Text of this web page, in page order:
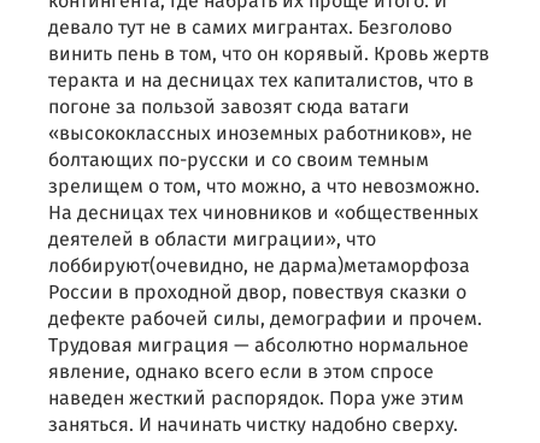
девало тут не в самих мигрантах. Безголово
винить пень в том, что он корявый. Кровь жертв
теракта и на десницах тех капиталистов, что в
погоне за пользой завозят сюда ватаги
«высококлассных иноземных работников», не
болтающих по-русски и со своим темным
зрелищем о том, что можно, а что невозможно.
На десницах тех чиновников и «общественных
деятелей в области миграции», что
лоббируют(очевидно, не дарма)метаморфоза
России в проходной двор, повествуя сказки о
дефекте рабочей силы, демографии и прочем.
Трудовая миграция — абсолютно нормальное
явление, однако всего если в этом спросе
наведен жесткий распорядок. Пора уже этим
заняться. И начинать чистку надобно сверху.